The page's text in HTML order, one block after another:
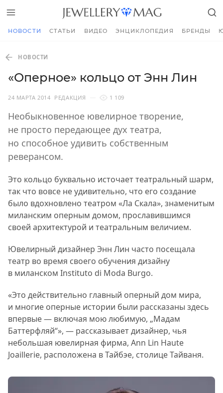
НОВОСТИ СТАТЬИ ВИДЕО ЭНЦИКЛОПЕДИЯ БРЕНДЫ
НОВОСТИ
«Оперное» кольцо от Энн Лин
24 МАРТА 2014 РЕДАКЦИЯ 1 109
Необыкновенное ювелирное творение,
не просто передающее дух театра,
но способное удивить собственным
реверансом.
Это кольцо буквально источает театральный шарм,
так что вовсе не удивительно, что его создание
было вдохновлено театром «Ла Скала», знаменитым
миланским оперным домом, прославившимся
своей архитектурой и театральным величием.
Ювелирный дизайнер Энн Лин часто посещала
театр во время своего обучения дизайну
в миланском Instituto di Moda Burgo.
«Это действительно главный оперный дом мира,
и многие оперные истории были рассказаны здесь
впервые — включая мою любимую, „Мадам
Баттерфляй“», — рассказывает дизайнер, чья
небольшая ювелирная фирма, Ann Lin Haute
Joaillerie, расположена в Тайбэе, столице Тайваня.